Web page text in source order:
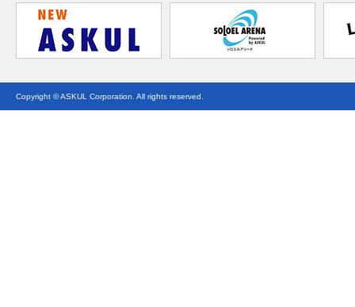
Copyright © ASKUL Corporation. All rights reserved.